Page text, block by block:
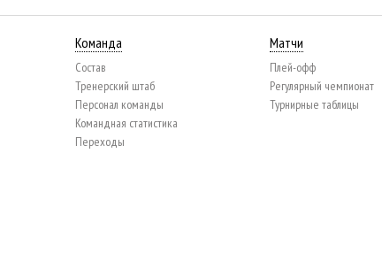
Команда
Состав
Тренерский штаб
Персонал команды
Командная статистика
Переходы
Матчи
Плей-офф
Регулярный чемпионат
Турнирные таблицы